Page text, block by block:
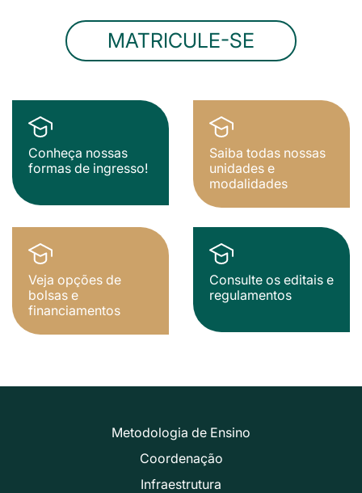
MATRICULE-SE
Conheça nossas
formas de ingresso!
Saiba todas nossas
unidades e
modalidades
Veja opções de
bolsas e
financiamentos
Consulte os editais e
regulamentos
Metodologia de Ensino
Coordenação
Infraestrutura